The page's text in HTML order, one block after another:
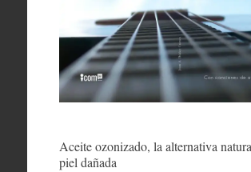
Aceite ozonizado, la alternativa
piel dañada